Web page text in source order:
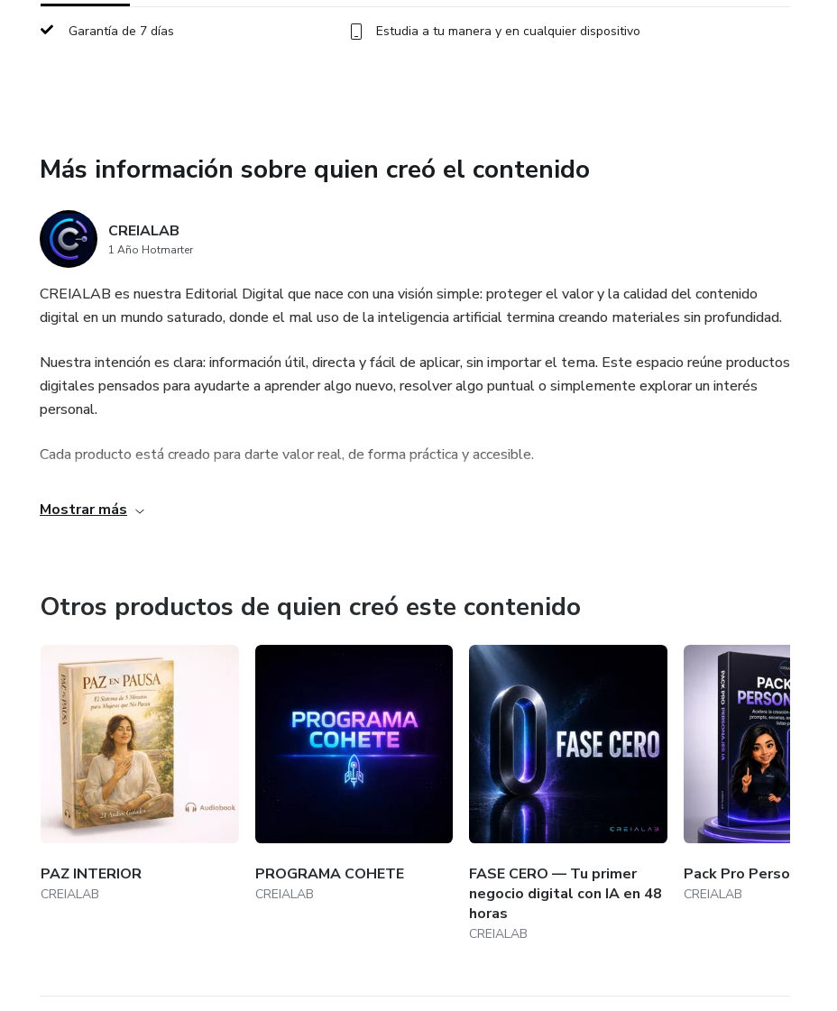
Garantía de 7 días Estudia a tu manera y en cualquier dispositivo
Más información sobre quien creó el contenido
CREIALAB
1 Año Hotmarter
CREIALAB es nuestra Editorial Digital que nace con una visión simple: proteger el valor y la calidad del contenido
digital en un mundo saturado, donde el mal uso de la inteligencia artificial termina creando materiales sin profundidad.
Nuestra intención es clara: información útil, directa y fácil de aplicar, sin importar el tema. Este espacio reúne productos
digitales pensados para ayudarte a aprender algo nuevo, resolver algo puntual o simplemente explorar un interés
personal.
Cada producto está creado para darte valor real, de forma práctica y accesible.
Mostrar más
Otros productos de quien creó este contenido
PAZ INTERIOR
CREIALAB
PROGRAMA COHETE
CREIALAB
FASE CERO — Tu primer
negocio digital con IA en 48
horas
CREIALAB
Pack Pro Personajes IA
CREIALAB